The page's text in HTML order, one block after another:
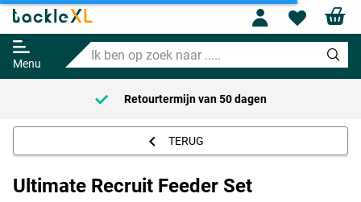
Menu
Ik
ben
op
zoek
naar
Profile
Ultimate Recruit Feeder Set
Adviesprijs
99.95
51.95
Retourtermijn van 50 dagen
TERUG
Ultimate Recruit Feeder Set